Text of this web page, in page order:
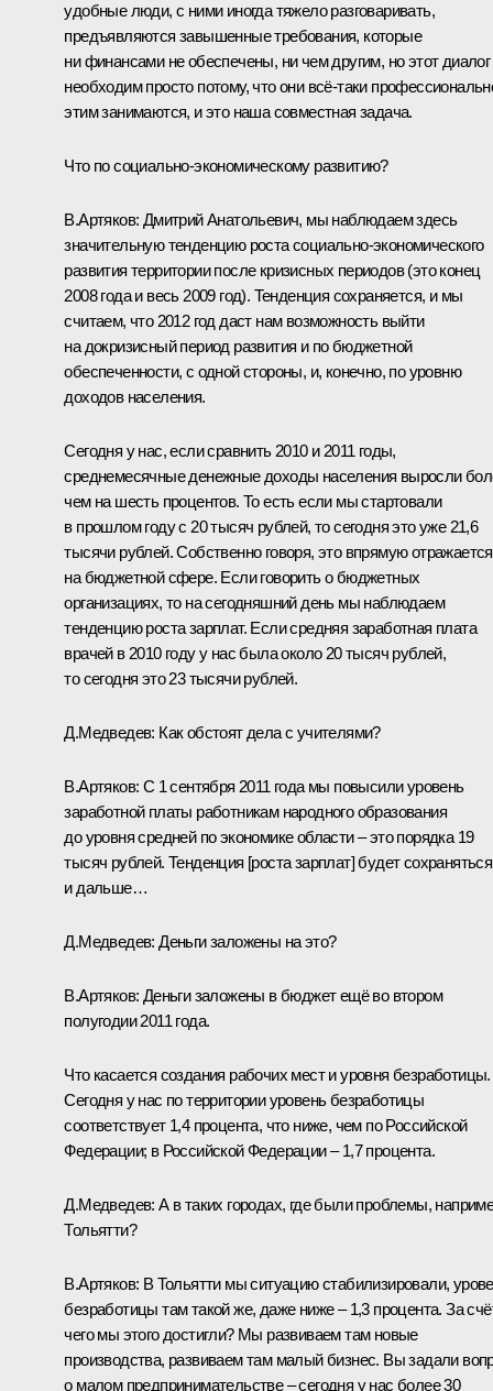
удобные люди, с ними иногда тяжело разговаривать,
предъявляются завышенные требования, которые
ни финансами не обеспечены, ни чем другим, но этот диалог
необходим просто потому, что они всё‑таки
этим занимаются, и это наша совместная задача.
Что по социально-экономическому развитию?
В.Артяков: Дмитрий Анатольевич, мы наблюдаем здесь
значительную тенденцию роста социально-экономического
развития территории после кризисных периодов (это конец
2008 года и весь 2009 год). Тенденция сохраняется, и мы
считаем, что 2012 год даст нам возможность выйти
на докризисный период развития и по бюджетной
обеспеченности, с одной стороны, и, конечно, по уровню
доходов населения.
Сегодня у нас, если сравнить 2010 и 2011 годы,
среднемесячные денежные доходы населения выросли
чем на шесть процентов. То есть если мы стартовали
в прошлом году с 20 тысяч рублей, то сегодня это уже 21,6
тысячи рублей. Собственно говоря, это впрямую отражается
на бюджетной сфере. Если говорить о бюджетных
организациях, то на сегодняшний день мы наблюдаем
тенденцию роста зарплат. Если средняя заработная плата
врачей в 2010 году у нас была около 20 тысяч рублей,
то сегодня это 23 тысячи рублей.
Д.Медведев: Как обстоят дела с учителями?
В.Артяков: С 1 сентября 2011 года мы повысили уровень
заработной платы работникам народного образования
до уровня средней по экономике области – это порядка 19
тысяч рублей. Тенденция [роста зарплат] будет сохраняться
и дальше…
Д.Медведев: Деньги заложены на это?
В.Артяков: Деньги заложены в бюджет ещё во втором
полугодии 2011 года.
Что касается создания рабочих мест и уровня безработицы.
Сегодня у нас по территории уровень безработицы
соответствует 1,4 процента, что ниже, чем по Российской
Федерации; в Российской Федерации – 1,7 процента.
Д.Медведев: А в таких городах, где были проблемы,
Тольятти?
В.Артяков: В Тольятти мы ситуацию стабилизировали,
безработицы там такой же, даже ниже – 1,3 процента. За
чего мы этого достигли? Мы развиваем там новые
производства, развиваем там малый бизнес. Вы задали
о малом предпринимательстве – сегодня у нас более 30